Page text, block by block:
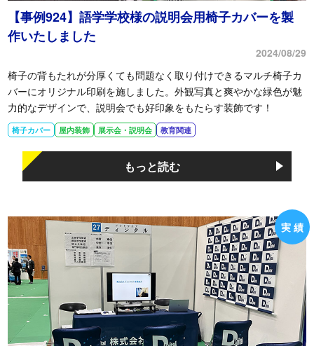
【事例924】語学学校様の説明会用椅子カバーを製
作いたしました
2024/08/29
椅子の背もたれが分厚くても問題なく取り付けできるマルチ椅子カ
バーにオリジナル印刷を施しました。外観写真と爽やかな緑色が魅
力的なデザインで、説明会でも好印象をもたらす装飾です！
椅子カバー 屋内装飾 展示会・説明会 教育関連
もっと読む